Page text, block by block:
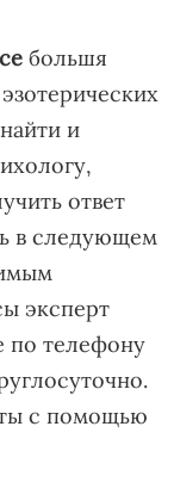
большя
и
ответ
в следующем
эксперт
по телефону
с помощью